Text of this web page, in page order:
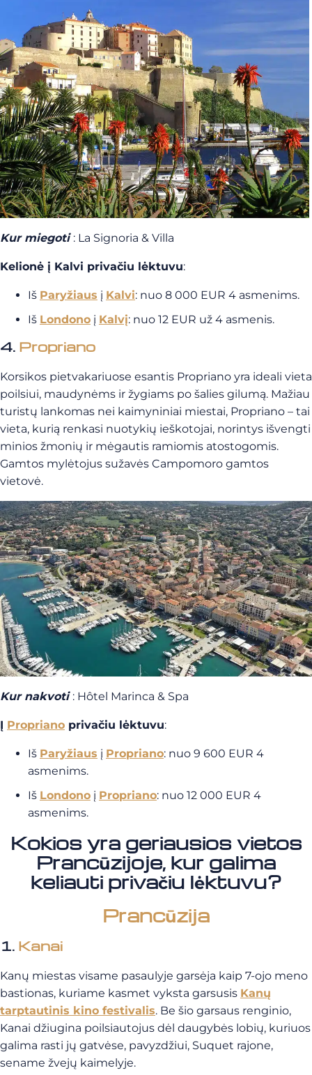
Kur miegoti : La Signoria & Villa
Kelionė į Kalvi privačiu lėktuvu:
Iš Paryžiaus į Kalvi: nuo 8 000 EUR 4 asmenims.
Iš Londono į Kalvį: nuo 12 EUR už 4 asmenis.
4. Propriano
Korsikos pietvakariuose esantis Propriano yra ideali vieta
poilsiui, maudynėms ir žygiams po šalies gilumą. Mažiau
turistų lankomas nei kaimyniniai miestai, Propriano – tai
vieta, kurią renkasi nuotykių ieškotojai, norintys išvengti
minios žmonių ir mėgautis ramiomis atostogomis.
Gamtos mylėtojus sužavės Campomoro gamtos
vietovė.
Kur nakvoti : Hôtel Marinca & Spa
Į Propriano privačiu lėktuvu:
Iš Paryžiaus į Propriano: nuo 9 600 EUR 4
asmenims.
Iš Londono į Propriano: nuo 12 000 EUR 4
asmenims.
Kokios yra geriausios vietos
Prancūzijoje, kur galima
keliauti privačiu lėktuvu?
Prancūzija
1. Kanai
Kanų miestas visame pasaulyje garsėja kaip 7-ojo meno
bastionas, kuriame kasmet vyksta garsusis Kanų
tarptautinis kino festivalis. Be šio garsaus renginio,
Kanai džiugina poilsiautojus dėl daugybės lobių, kuriuos
galima rasti jų gatvėse, pavyzdžiui, Suquet rajone,
sename žvejų kaimelyje.